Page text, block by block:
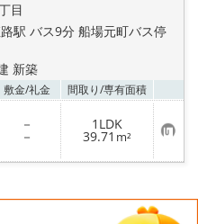
す
目
駅 バス9分 船場元町バス停
新築
敷金/礼金 間取り/専有面積
－
－
1LDK
39.71 m² お
気
に
登
録